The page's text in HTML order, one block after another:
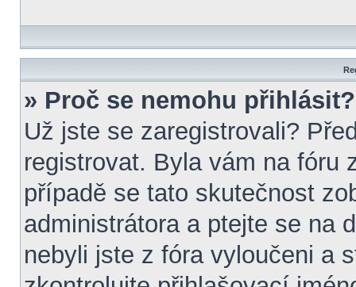
» Proč se nemohu přihlásit?
Už jste se zaregistrovali?
registrovat. Byla vám na fóru
případě se tato skutečnost
administrátora a ptejte se na
nebyli jste z fóra vyloučeni a